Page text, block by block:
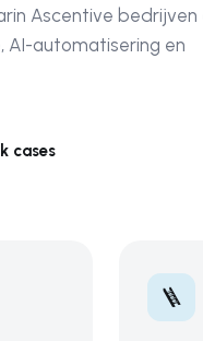
Ascentive bedrijven
automatisering en
cases
🪜